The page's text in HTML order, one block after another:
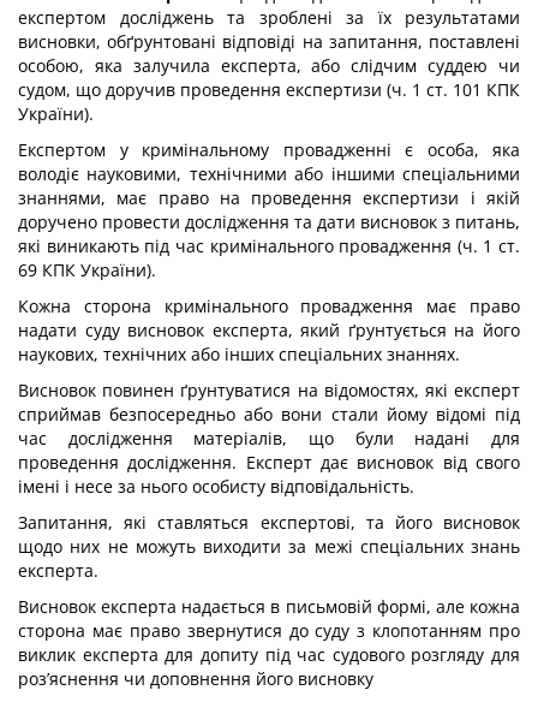
експертом досліджень та зроблені за їх результатами
висновки, обґрунтовані відповіді на запитання, поставлені
особою, яка залучила експерта, або слідчим суддею чи
судом, що доручив проведення експертизи (ч. 1 ст. 101 КПК
України).
Експертом у кримінальному провадженні є особа, яка
володіє науковими, технічними або іншими спеціальними
знаннями, має право на проведення експертизи і якій
доручено провести дослідження та дати висновок з питань,
які виникають під час кримінального провадження (ч. 1 ст.
69 КПК України).
Кожна сторона кримінального провадження має право
надати суду висновок експерта, який ґрунтується на його
наукових, технічних або інших спеціальних знаннях.
Висновок повинен ґрунтуватися на відомостях, які експерт
сприймав безпосередньо або вони стали йому відомі під
час дослідження матеріалів, що були надані для
проведення дослідження. Експерт дає висновок від свого
імені і несе за нього особисту відповідальність.
Запитання, які ставляться експертові, та його висновок
щодо них не можуть виходити за межі спеціальних знань
експерта.
Висновок експерта надається в письмовій формі, але кожна
сторона має право звернутися до суду з клопотанням про
виклик експерта для допиту під час судового розгляду для
роз’яснення чи доповнення його висновку